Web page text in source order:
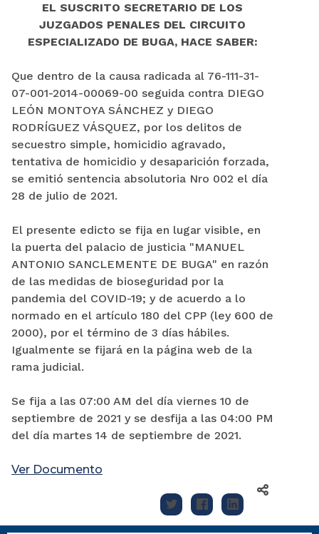
EL SUSCRITO SECRETARIO DE LOS
JUZGADOS PENALES DEL CIRCUITO
ESPECIALIZADO DE BUGA, HACE SABER:
Que dentro de la causa radicada al 76-111-31-
07-001-2014-00069-00 seguida contra DIEGO
LEÓN MONTOYA SÁNCHEZ y DIEGO
RODRÍGUEZ VÁSQUEZ, por los delitos de
secuestro simple, homicidio agravado,
tentativa de homicidio y desaparición forzada,
se emitió sentencia absolutoria Nro 002 el día
28 de julio de 2021.
El presente edicto se fija en lugar visible, en
la puerta del palacio de justicia "MANUEL
ANTONIO SANCLEMENTE DE BUGA" en razón
de las medidas de bioseguridad por la
pandemia del COVID-19; y de acuerdo a lo
normado en el artículo 180 del CPP (ley 600 de
2000), por el término de 3 días hábiles.
Igualmente se fijará en la página web de la
rama judicial.
Se fija a las 07:00 AM del día viernes 10 de
septiembre de 2021 y se desfija a las 04:00 PM
del día martes 14 de septiembre de 2021.
Ver Documento